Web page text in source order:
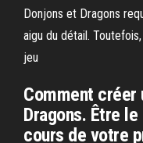
Donjons et Dragons
aigu du détail.
jeu
Comment créer
Dragons. Être
cours de votre